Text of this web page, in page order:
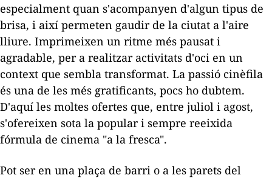
especialment quan s'acompanyen d'algun tipus de
brisa, i així permeten gaudir de la ciutat a l'aire
lliure. Imprimeixen un ritme més pausat i
agradable, per a realitzar activitats d'oci en un
context que sembla transformat. La passió cinèfila
és una de les més gratificants, pocs ho dubtem.
D'aquí les moltes ofertes que, entre juliol i agost,
s'ofereixen sota la popular i sempre reeixida
fórmula de cinema "a la fresca".
Pot ser en una plaça de barri o a les parets del